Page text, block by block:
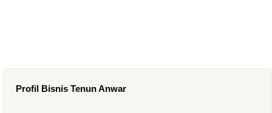
Profil Bisnis Tenun Anwar